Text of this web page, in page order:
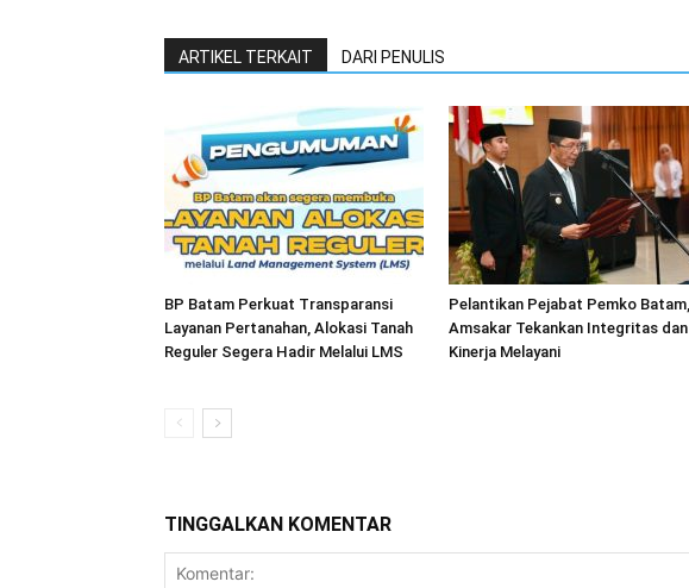
ARTIKEL TERKAIT DARI PENULIS
BP Batam Perkuat Transparansi
Layanan Pertanahan, Alokasi Tanah
Reguler Segera Hadir Melalui LMS
Pelantikan Pejabat Pemko Batam,
Amsakar Tekankan Integritas dan
Kinerja Melayani
TINGGALKAN KOMENTAR